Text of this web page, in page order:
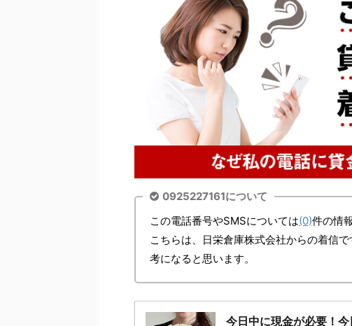
0925227161について
この電話番号やSMSについては(0)件の情
こちらは、日栄倉庫株式会社からの着信
考になると思います。
今日中に現金が必要！